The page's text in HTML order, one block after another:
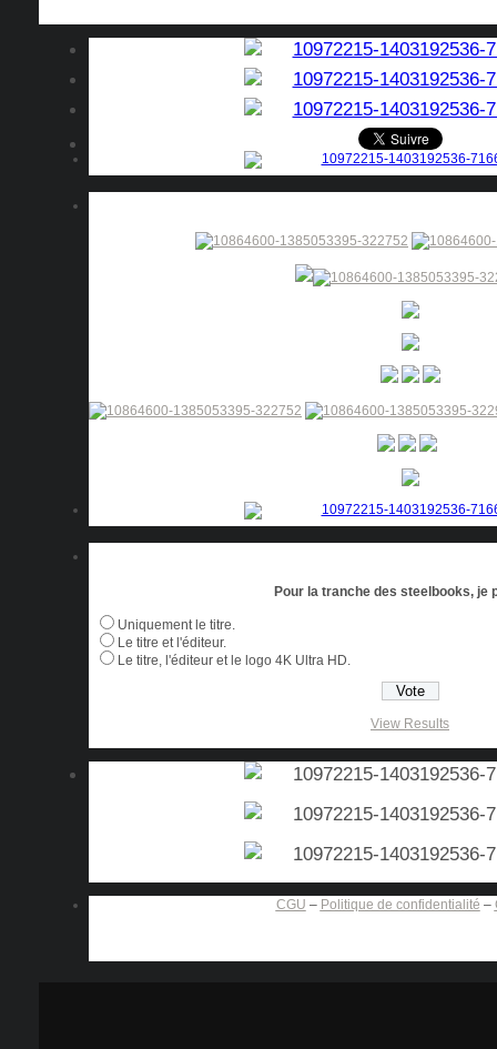
Pour la tranche des steelbooks, je
Uniquement le titre.
Le titre et l'éditeur.
Le titre, l'éditeur et le logo 4K Ultra HD.
View Results
CGU – Politique de confidentialité –